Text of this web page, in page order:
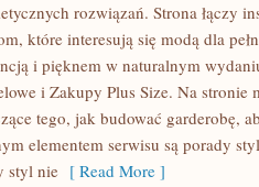
rozwiązań. Strona łączy
które interesują się modą dla
i pięknem w naturalnym
i Zakupy Plus Size. Na stronie
tego, jak budować garderobę,
elementem serwisu są porady
styl nie [ Read More ]